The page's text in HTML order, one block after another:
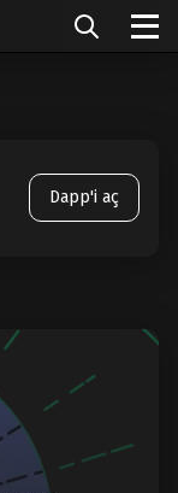
Dapp'i aç